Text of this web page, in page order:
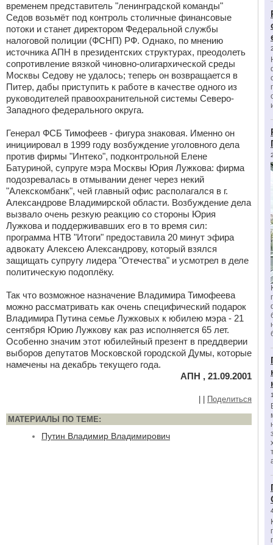
временем представитель "ленинградской команды"
Седов возьмёт под контроль столичные финансовые
потоки и станет директором Федеральной службы
налоговой полиции (ФСНП) РФ. Однако, по мнению
источника АПН в президентских структурах, преодолеть
сопротивление вязкой чиновно-олигархической среды
Москвы Седову не удалось; теперь он возвращается в
Питер, дабы приступить к работе в качестве одного из
руководителей правоохранительной системы Северо-
Западного федерального округа.
Генерал ФСБ Тимофеев - фигура знаковая. Именно он
инициировал в 1999 году возбуждение уголовного дела
против фирмы "Интеко", подконтрольной Елене
Батуриной, супруге мэра Москвы Юрия Лужкова: фирма
подозревалась в отмывании денег через некий
"Алекскомбанк", чей главный офис располагался в г.
Александрове Владимирской области. Возбуждение дела
вызвало очень резкую реакцию со стороны Юрия
Лужкова и поддерживавших его в то время сил:
программа НТВ "Итоги" предоставила 20 минут эфира
адвокату Алексею Александрову, который взялся
защищать супругу лидера "Отечества" и усмотрел в деле
политическую подоплёку.
Так что возможное назначение Владимира Тимофеева
можно рассматривать как очень специфический подарок
Владимира Путина семье Лужковых к юбилею мэра - 21
сентября Юрию Лужкову как раз исполняется 65 лет.
Особенно значим этот юбилейный презент в преддверии
выборов депутатов Московской городской Думы, которые
намечены на декабрь текущего года.
АПН , 21.09.2001
Поделиться
МАТЕРИАЛЫ ПО ТЕМЕ:
Путин Владимир Владимирович